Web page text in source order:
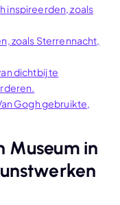
inspireerden, zoals
zoals Sterrennacht,
dichtbij te
Gogh gebruikte,
Museum in